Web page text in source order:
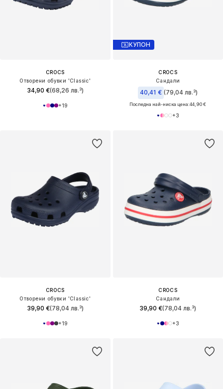
CROCS
Отворени обувки 'Classic'
34,90 €(68,26 лв.³)
+19
КУПОН
CROCS
Сандали
40,41 € (79,04 лв.³)
Последна най-ниска цена:44,90 €
+3
CROCS
Отворени обувки 'Classic'
39,90 €(78,04 лв.³)
+19
CROCS
Сандали
39,90 €(78,04 лв.³)
+3